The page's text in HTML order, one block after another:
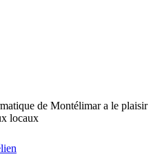
de Montélimar a le plaisir
locaux